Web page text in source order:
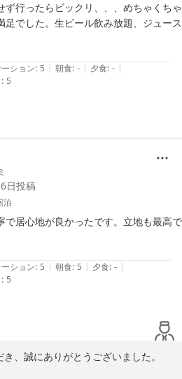
ず行ったらビックリ、、、めちゃくちゃ
足でした。生ビール飲み放題、ジュース
ーション: 5 | 朝食: - | 夕食: - |
: 5
日投稿
泊
で居心地が良かったです。立地も最高で
ーション: 5 | 朝食: 5 | 夕食: - |
: 5
、誠にありがとうございました。